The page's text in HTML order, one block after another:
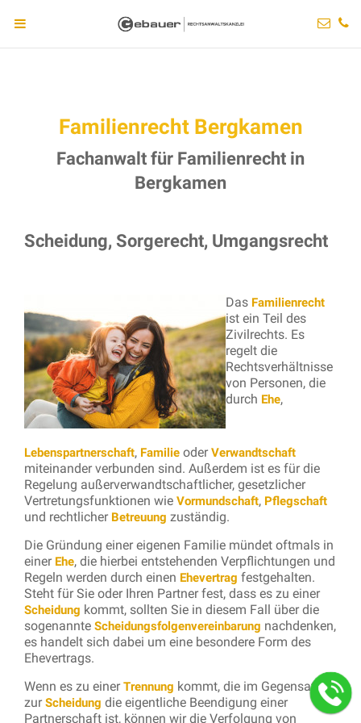
Familienrecht Bergkamen
Fachanwalt für Familienrecht in
Bergkamen
Scheidung, Sorgerecht, Umgangsrecht
Das Familienrecht
ist ein Teil des
Zivilrechts. Es
regelt die
Rechtsverhältnisse
von Personen, die
durch Ehe,
Lebenspartnerschaft, Familie oderVerwandtschaft
miteinander verbunden sind. Außerdem ist es für die
Regelung außerverwandtschaftlicher, gesetzlicher
Vertretungsfunktionen wie Vormundschaft, Pflegschaft
und rechtlicher Betreuung zuständig.
Die Gründung einer eigenen Familie mündet oftmals in
einer Ehe, die hierbei entstehenden Verpflichtungen und
Regeln werden durch einen Ehevertrag festgehalten.
Steht für Sie oder Ihren Partner fest, dass es zu einer
Scheidung kommt, sollten Sie in diesem Fall über die
sogenannte Scheidungsfolgenvereinbarung nachdenken,
es handelt sich dabei um eine besondere Form des
Ehevertrags.
Wenn es zu einerTrennung kommt, die im Gegensatz
zurScheidung die eigentliche Beendigung einer
Partnerschaft ist, können wir die Verfolgung von